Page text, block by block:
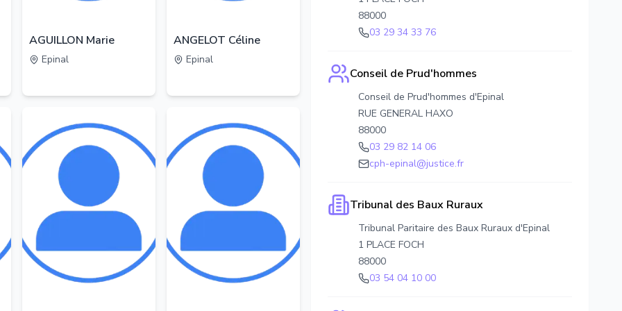
AGUILLON Marie
Epinal
ANGELOT Céline
Epinal
88000
03 29 34 33 76
Conseil de Prud'hommes
Conseil de Prud'hommes d'Epinal
RUE GENERAL HAXO
88000
03 29 82 14 06
cph-epinal@justice.fr
Tribunal des Baux Ruraux
Tribunal Paritaire des Baux Ruraux d'Epinal
1 PLACE FOCH
88000
03 54 04 10 00